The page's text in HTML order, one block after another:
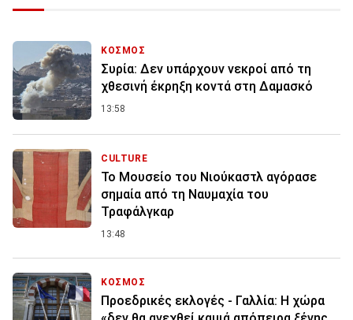
ΚΟΣΜΟΣ
Συρία: Δεν υπάρχουν νεκροί από τη
χθεσινή έκρηξη κοντά στη Δαμασκό
13:58
CULTURE
Το Μουσείο του Νιούκαστλ αγόρασε
σημαία από τη Ναυμαχία του
Τραφάλγκαρ
13:48
ΚΟΣΜΟΣ
Προεδρικές εκλογές - Γαλλία: Η χώρα